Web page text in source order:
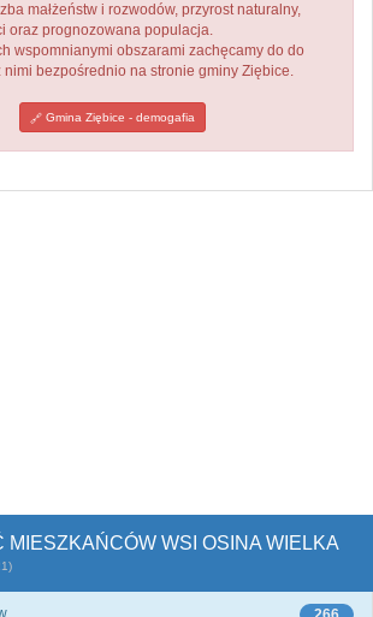
małżeństw i rozwodów, przyrost naturalny,
oraz prognozowana populacja.
wspomnianymi obszarami zachęcamy do do
bezpośrednio na stronie gminy Ziębice.
Gmina Ziębice - demogafia
MIESZKAŃCÓW WSI OSINA WIELKA